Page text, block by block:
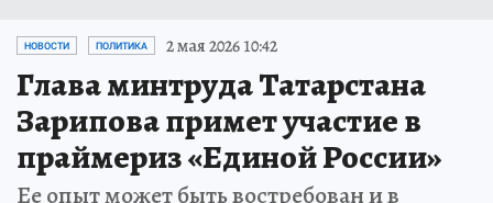
НОВОСТИ ПОЛИТИКА 2 мая 2026 10:42
Глава минтруда Татарстана
Зарипова примет участие в
праймериз «Единой России»
Ее опыт может быть востребован и в